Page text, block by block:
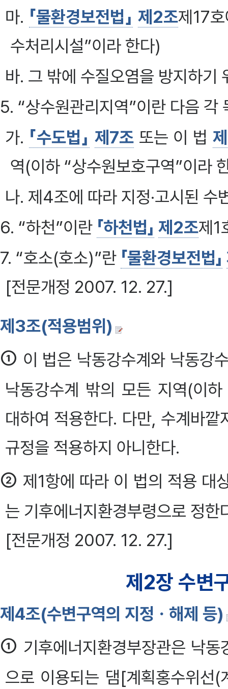
마. 「물환경보전법」 제2조제17
수처리시설”이라 한다)
바. 그 밖에 수질오염을 방지하기
5. “상수원관리지역”이란 다음 각
가. 「수도법」 제7조또는 이 법
역(이하 “상수원보호구역”이라
나. 제4조에 따라 지정·고시된 수
6. “하천”이란 「하천법」 제2조제1
7. “호소(호소)”란 「물환경보전법」
[전문개정 2007. 12. 27.]
제3조(적용범위)
① 이 법은 낙동강수계와 낙동강
낙동강수계 밖의 모든 지역(이
대하여 적용한다. 다만, 수계바
규정을 적용하지 아니한다.
② 제1항에 따라 이 법의 적용 대
는 기후에너지환경부령으로 정
[전문개정 2007. 12. 27.]
제2장 수변
제4조(수변구역의 지정ㆍ해제 등)
① 기후에너지환경부장관은 낙
으로 이용되는 댐[계획홍수위선